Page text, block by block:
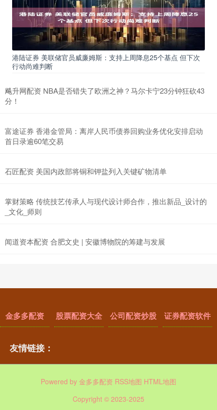
港陆证券 美联储官员威廉姆斯：支持上周降息25个基点 但下次
行动尚难判断
飚升网配资 NBA是否错失了欧洲之神？马尔卡宁23分钟狂砍43
分！
富途证券 香港金管局：离岸人民币债券回购业务优化安排启动
首日录逾60笔交易
石匠配资 美国内政部将铜和钾盐列入关键矿物清单
掌财策略 传统技艺传承人与现代设计师合作，推出新品_设计的
_文化_师则
闻道资本配资 合肥文史 | 安徽博物院的筹建与发展
金多多配资 股票配资大全 公司配资炒股 证券配资软件
友情链接：
Powered by 金多多配资 RSS地图 HTML地图
Copyright © 2023-2025